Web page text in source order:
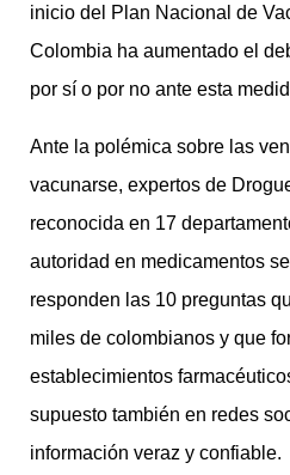
inicio del Plan Nacional de
Colombia ha aumentado el
por sí o por no ante esta
Ante la polémica sobre las
vacunarse, expertos de
reconocida en 17
autoridad en medicamentos
responden las 10 preguntas
miles de colombianos y que
establecimientos
supuesto también en redes
información veraz y confiable.